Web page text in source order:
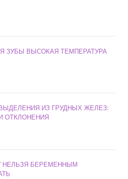
ЗУБЫ ВЫСОКАЯ ТЕМПЕРАТУРА
ИЗ ГРУДНЫХ ЖЕЛЕЗ:
ОТКЛОНЕНИЯ
НЕЛЬЗЯ БЕРЕМЕННЫМ